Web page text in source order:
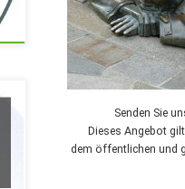
Senden Sie
Dieses Angebot
dem öffentlichen und